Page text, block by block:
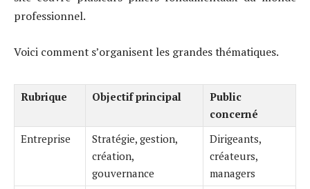
professionnel.
Voici comment s’organisent les grandes thématiques.
Rubrique Objectif principal
Public
concerné
Entreprise
Stratégie, gestion,
création,
gouvernance
Dirigeants,
créateurs,
managers